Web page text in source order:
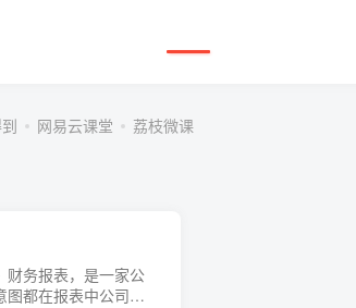
网易云课堂
荔枝微课
财务报表，是一家公
图都在报表中公司的